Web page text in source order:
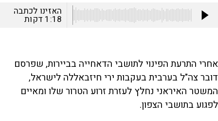
האזינו לכתבה
1:18 דקות
אחרי התרעת הפינוי לתושבי הדאחייה בביירות, שפרסם
דובר צה"ל בערבית בעקבות ירי חיזבאללה לישראל,
המשטר האיראני נחלץ לעזרת זרוע הטרור שלו ומאיים
לפגוע בתושבי הצפון.